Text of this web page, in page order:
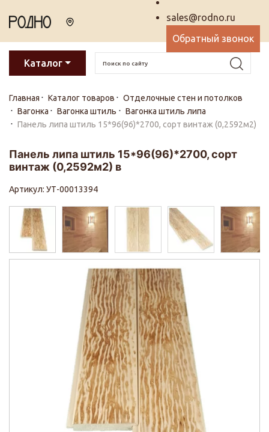
sales@rodno.ru
Обратный звонок
Каталог
Главная Каталог товаров
Отделочные стен и потолков
Вагонка
Вагонка штиль
Вагонка штиль липа
Панель липа штиль 15*96(96)*2700, сорт винтаж (0,2592м2)
Панель липа штиль 15*96(96)*2700, сорт
винтаж (0,2592м2) в
Артикул: УТ-00013394